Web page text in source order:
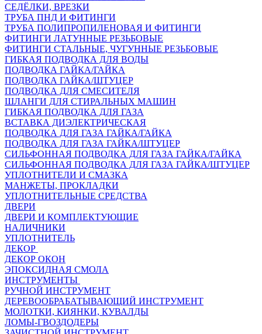
СЕДЁЛКИ, ВРЕЗКИ
ТРУБА ПНД И ФИТИНГИ
ТРУБА ПОЛИПРОПИЛЕНОВАЯ И ФИТИНГИ
ФИТИНГИ ЛАТУННЫЕ РЕЗЬБОВЫЕ
ФИТИНГИ СТАЛЬНЫЕ, ЧУГУННЫЕ РЕЗЬБОВЫЕ
ГИБКАЯ ПОДВОДКА ДЛЯ ВОДЫ
ПОДВОДКА ГАЙКА/ГАЙКА
ПОДВОДКА ГАЙКА/ШТУЦЕР
ПОДВОДКА ДЛЯ СМЕСИТЕЛЯ
ШЛАНГИ ДЛЯ СТИРАЛЬНЫХ МАШИН
ГИБКАЯ ПОДВОДКА ДЛЯ ГАЗА
ВСТАВКА ДИЭЛЕКТРИЧЕСКАЯ
ПОДВОДКА ДЛЯ ГАЗА ГАЙКА/ГАЙКА
ПОДВОДКА ДЛЯ ГАЗА ГАЙКА/ШТУЦЕР
СИЛЬФОННАЯ ПОДВОДКА ДЛЯ ГАЗА ГАЙКА/ГАЙКА
СИЛЬФОННАЯ ПОДВОДКА ДЛЯ ГАЗА ГАЙКА/ШТУЦЕР
УПЛОТНИТЕЛИ И СМАЗКА
МАНЖЕТЫ, ПРОКЛАДКИ
УПЛОТНИТЕЛЬНЫЕ СРЕДСТВА
ДВЕРИ
ДВЕРИ И КОМПЛЕКТУЮЩИЕ
НАЛИЧНИКИ
УПЛОТНИТЕЛЬ
ДЕКОР
ДЕКОР ОКОН
ЭПОКСИДНАЯ СМОЛА
ИНСТРУМЕНТЫ
РУЧНОЙ ИНСТРУМЕНТ
ДЕРЕВООБРАБАТЫВАЮЩИЙ ИНСТРУМЕНТ
МОЛОТКИ, КИЯНКИ, КУВАЛДЫ
ЛОМЫ-ГВОЗДОДЕРЫ